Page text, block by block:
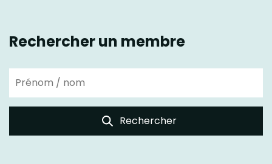
Rechercher un membre
Rechercher